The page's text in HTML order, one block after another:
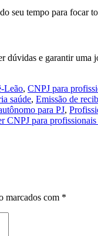
seu tempo para focar
e garantir
Leão, CNPJ para
saúde, Emissão de
para PJ,
CNPJ para profissionais
marcados com *